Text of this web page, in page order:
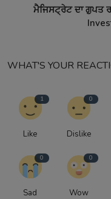
ਮੈਜਿਸਟ੍ਰੇਟ ਦਾ ਗੁਪਤ
WHAT'S YOUR
1
Like
0
Dislike
0
Sad
0
Wow